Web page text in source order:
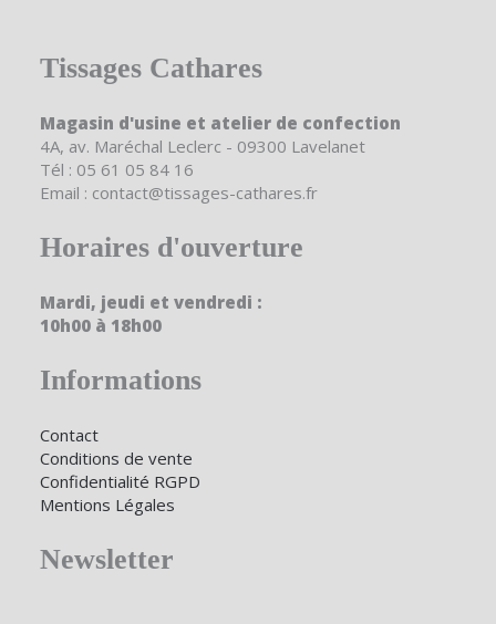
Tissages Cathares
Magasin d'usine et atelier de confection
4A, av. Maréchal Leclerc - 09300 Lavelanet
Tél : 05 61 05 84 16
Email : contact@tissages-cathares.fr
Horaires d'ouverture
Mardi, jeudi et vendredi :
10h00 à 18h00
Informations
Contact
Conditions de vente
Confidentialité RGPD
Mentions Légales
Newsletter